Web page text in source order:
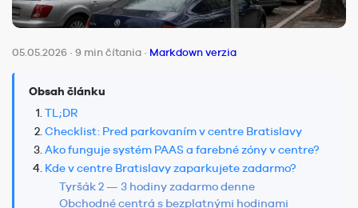
05.05.2026 · 9 min čítania · Markdown verzia
Obsah článku
TL;DR
Checklist: Pred parkovaním v centre Bratislavy
Ako funguje systém PAAS a farebné zóny v centre?
Kde v centre Bratislavy zaparkujete zadarmo?
Tyršák 2 — 3 hodiny zadarmo denne
Obchodné centrá s bezplatnými hodinami